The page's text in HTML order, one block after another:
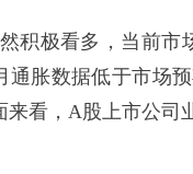
极看多，当前市
通胀数据低于市场
来看，A股上市公司